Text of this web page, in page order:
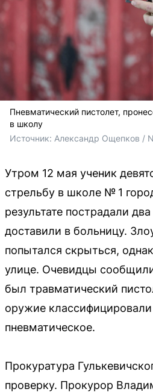
Пневматический пистолет,
в школу
Источник: Александр Ощепков /
Утром 12 мая ученик
стрельбу в школе № 1
результате пострадали
доставили в больницу.
попытался скрыться,
улице. Очевидцы
был травматический
оружие классифицировали
пневматическое.
Прокуратура
проверку. Прокурор